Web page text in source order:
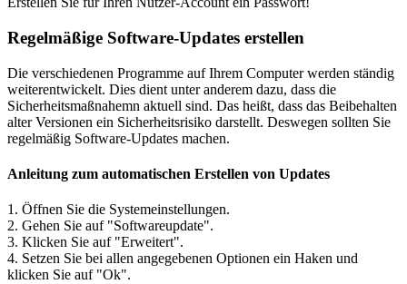
Regelmäßige Software-Updates erstellen
Die verschiedenen Programme auf Ihrem Computer werden ständig
weiterentwickelt. Dies dient unter anderem dazu, dass die
Sicherheitsmaßnahemn aktuell sind. Das heißt, dass das Beibehalten
alter Versionen ein Sicherheitsrisiko darstellt. Deswegen sollten Sie
regelmäßig Software-Updates machen.
Anleitung zum automatischen Erstellen von Updates
1. Öffnen Sie die Systemeinstellungen.
2. Gehen Sie auf "Softwareupdate".
3. Klicken Sie auf "Erweitert".
4. Setzen Sie bei allen angegebenen Optionen ein Haken und
klicken Sie auf "Ok".